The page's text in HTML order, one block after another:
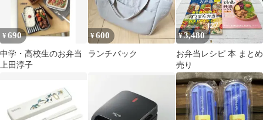
¥690
中学・高校生のお弁当
上田淳子
¥600
ランチバック
¥3,480
お弁当レシピ 本 まとめ
売り